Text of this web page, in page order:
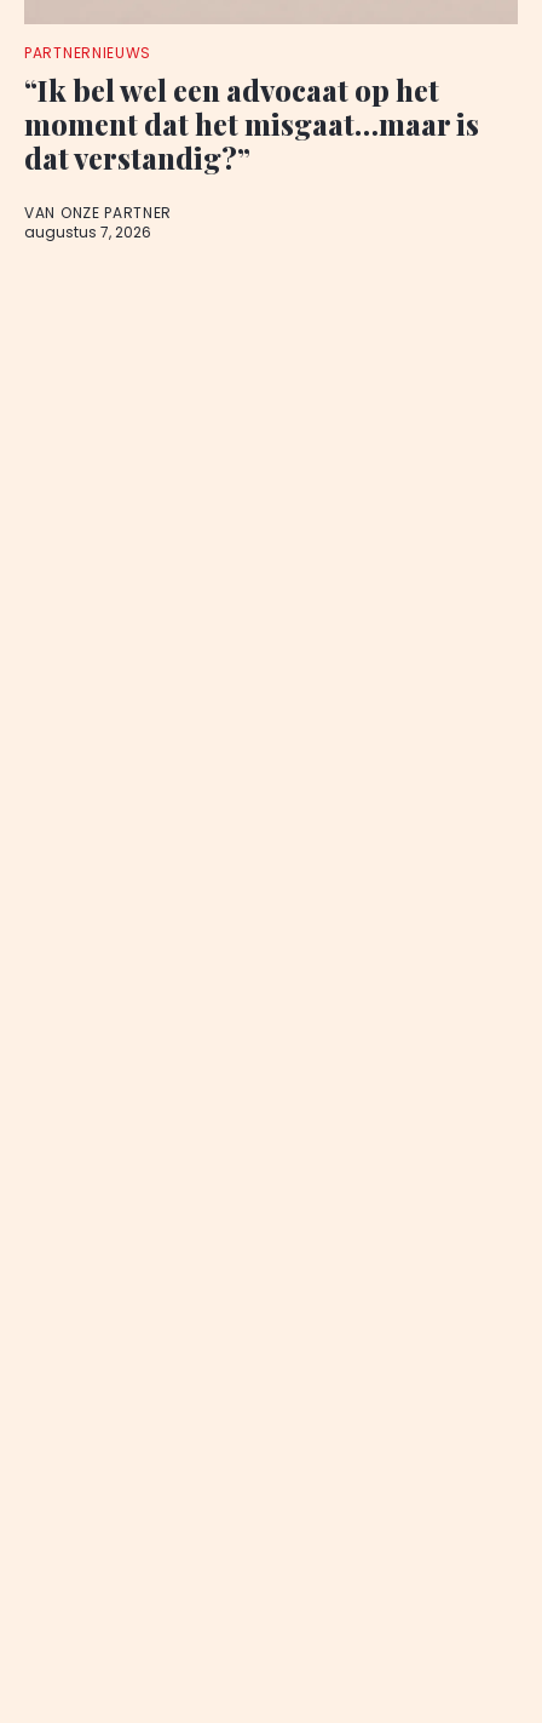
PARTNERNIEUWS
“Ik bel wel een advocaat op het
moment dat het misgaat…maar is
dat verstandig?”
VAN ONZE PARTNER
augustus 7, 2026